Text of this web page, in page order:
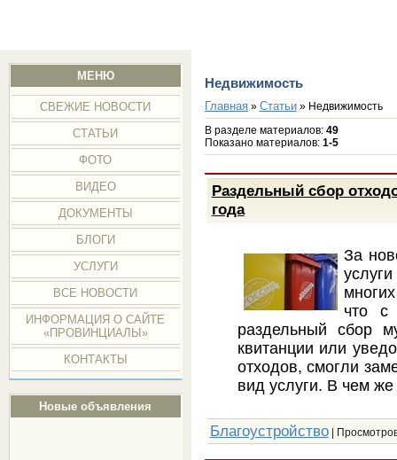
МЕНЮ
СВЕЖИЕ НОВОСТИ
СТАТЬИ
ФОТО
ВИДЕО
ДОКУМЕНТЫ
БЛОГИ
УСЛУГИ
ВСЕ НОВОСТИ
ИНФОРМАЦИЯ О САЙТЕ
«ПРОВИНЦИАЛЫ»
КОНТАКТЫ
Новые объявления
Недвижимость
Главная» Статьи» Недвижимость
В разделе материалов: 49
Показано материалов: 1-5
Раздельный сбор
года
За
что с
раздельный сбор
квитанции или
отходов, смогли
вид услуги. В чем
Благоустройство|